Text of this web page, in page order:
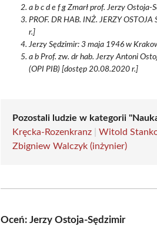
a b c d e f g Zmarł prof. Jerzy
PROF. DR HAB. INŻ. JERZY
r.]
Jerzy Sędzimir: 3 maja 1946 w
a b Prof. zw. dr hab. Jerzy Antoni
(OPI PIB) [dostęp 20.08.2020 r.]
Pozostali ludzie w kategorii
Kręcka-Rozenkranz |Witold
Zbigniew Walczyk (inżynier)
Oceń: Jerzy Ostoja-Sędzimir